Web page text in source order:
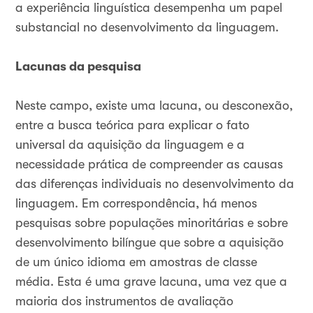
a experiência linguística desempenha um papel
substancial no desenvolvimento da linguagem.
Lacunas da pesquisa
Neste campo, existe uma lacuna, ou desconexão,
entre a busca teórica para explicar o fato
universal da aquisição da linguagem e a
necessidade prática de compreender as causas
das diferenças individuais no desenvolvimento da
linguagem. Em correspondência, há menos
pesquisas sobre populações minoritárias e sobre
desenvolvimento bilíngue que sobre a aquisição
de um único idioma em amostras de classe
média. Esta é uma grave lacuna, uma vez que a
maioria dos instrumentos de avaliação